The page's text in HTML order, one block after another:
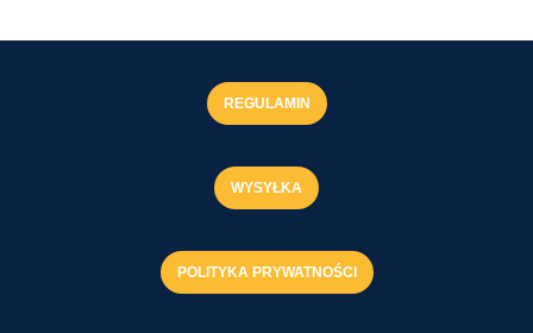
REGULAMIN
WYSYŁKA
POLITYKA PRYWATNOŚCI